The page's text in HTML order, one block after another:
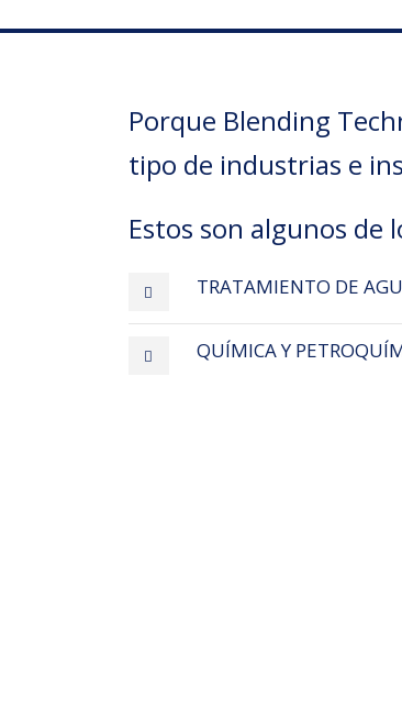
Porque Blending
tipo de industrias e
Estos son algunos de
TRATAMIENTO DE
QUÍMICA Y